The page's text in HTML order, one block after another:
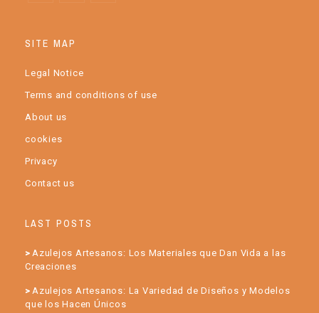
SITE MAP
Legal Notice
Terms and conditions of use
About us
cookies
Privacy
Contact us
LAST POSTS
Azulejos Artesanos: Los Materiales que Dan Vida a las
Creaciones
Azulejos Artesanos: La Variedad de Diseños y Modelos
que los Hacen Únicos